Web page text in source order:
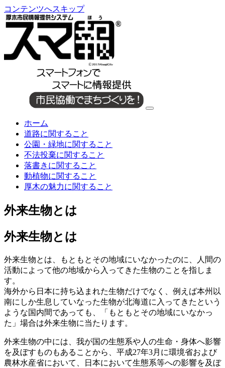
コンテンツへスキップ
ホーム
道路に関すること
公園・緑地に関すること
不法投棄に関すること
落書きに関すること
動植物に関すること
厚木の魅力に関すること
外来生物とは
外来生物とは
外来生物とは、もともとその地域にいなかったのに、人間の
活動によって他の地域から入ってきた生物のことを指しま
す。
海外から日本に持ち込まれた生物だけでなく、例えば本州以
南にしか生息していなった生物が北海道に入ってきたという
ような国内間であっても、「もともとその地域にいなかっ
た」場合は外来生物に当たります。
外来生物の中には、我が国の生態系や人の生命・身体へ影響
を及ぼすものもあることから、平成27年3月に環境省および
農林水産省において、日本において生態系等への影響を及ぼ